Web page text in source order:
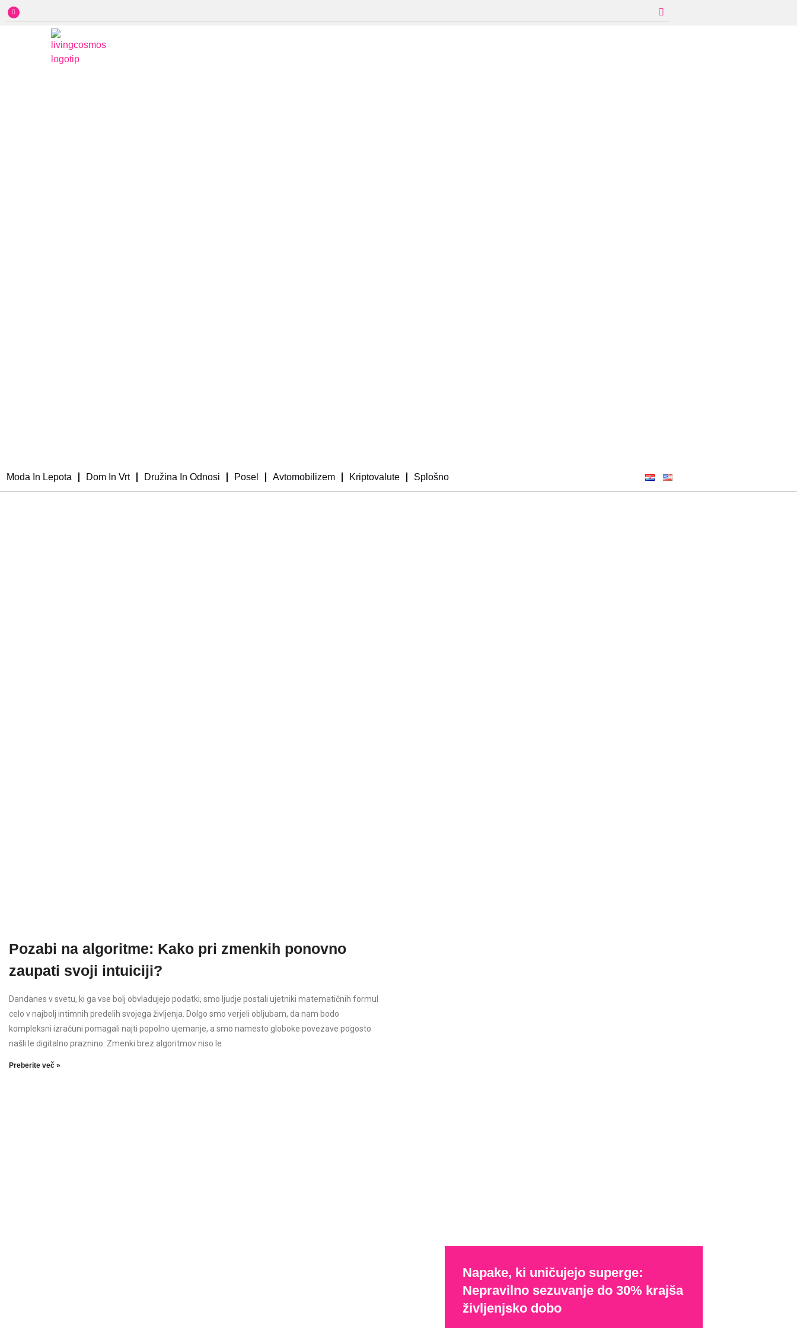
Moda In Lepota Dom In Vrt Družina In Odnosi Posel Avtomobilizem Kriptovalute Splošno
Pozabi na algoritme: Kako pri zmenkih ponovno
zaupati svoji intuiciji?
Dandanes v svetu, ki ga vse bolj obvladujejo podatki, smo ljudje postali ujetniki matematičnih formul
celo v najbolj intimnih predelih svojega življenja. Dolgo smo verjeli obljubam, da nam bodo
kompleksni izračuni pomagali najti popolno ujemanje, a smo namesto globoke povezave pogosto
našli le digitalno praznino. Zmenki brez algoritmov niso le
Preberite več »
Napake, ki uničujejo superge:
Nepravilno sezuvanje do 30% krajša
življenjsko dobo